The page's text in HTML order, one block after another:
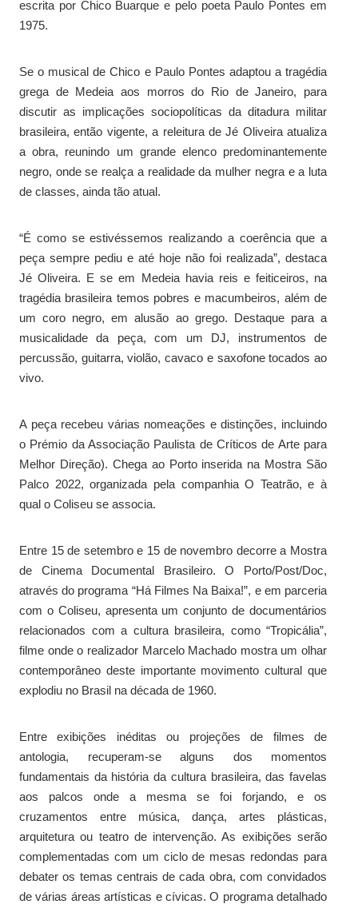
escrita por Chico Buarque e pelo poeta Paulo Pontes em
1975.
Se o musical de Chico e Paulo Pontes adaptou a tragédia
grega de Medeia aos morros do Rio de Janeiro, para
discutir as implicações sociopolíticas da ditadura militar
brasileira, então vigente, a releitura de Jé Oliveira atualiza
a obra, reunindo um grande elenco predominantemente
negro, onde se realça a realidade da mulher negra e a luta
de classes, ainda tão atual.
“É como se estivéssemos realizando a coerência que a
peça sempre pediu e até hoje não foi realizada”, destaca
Jé Oliveira. E se em Medeia havia reis e feiticeiros, na
tragédia brasileira temos pobres e macumbeiros, além de
um coro negro, em alusão ao grego. Destaque para a
musicalidade da peça, com um DJ, instrumentos de
percussão, guitarra, violão, cavaco e saxofone tocados ao
vivo.
A peça recebeu várias nomeações e distinções, incluindo
o Prémio da Associação Paulista de Críticos de Arte para
Melhor Direção). Chega ao Porto inserida na Mostra São
Palco 2022, organizada pela companhia O Teatrão, e à
qual o Coliseu se associa.
Entre 15 de setembro e 15 de novembro decorre a Mostra
de Cinema Documental Brasileiro. O Porto/Post/Doc,
através do programa “Há Filmes Na Baixa!”, e em parceria
com o Coliseu, apresenta um conjunto de documentários
relacionados com a cultura brasileira, como “Tropicália”,
filme onde o realizador Marcelo Machado mostra um olhar
contemporâneo deste importante movimento cultural que
explodiu no Brasil na década de 1960.
Entre exibições inéditas ou projeções de filmes de
antologia, recuperam-se alguns dos momentos
fundamentais da história da cultura brasileira, das favelas
aos palcos onde a mesma se foi forjando, e os
cruzamentos entre música, dança, artes plásticas,
arquitetura ou teatro de intervenção. As exibições serão
complementadas com um ciclo de mesas redondas para
debater os temas centrais de cada obra, com convidados
de várias áreas artísticas e cívicas. O programa detalhado